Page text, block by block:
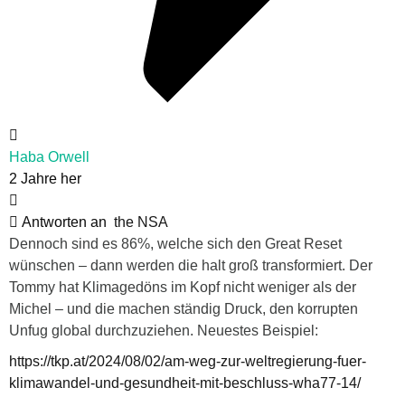
Haba Orwell
2 Jahre her
Antworten an the NSA
Dennoch sind es 86%, welche sich den Great Reset
wünschen – dann werden die halt groß transformiert. Der
Tommy hat Klimagedöns im Kopf nicht weniger als der
Michel – und die machen ständig Druck, den korrupten
Unfug global durchzuziehen. Neuestes Beispiel:
https://tkp.at/2024/08/02/am-weg-zur-weltregierung-fuer-
klimawandel-und-gesundheit-mit-beschluss-wha77-14/